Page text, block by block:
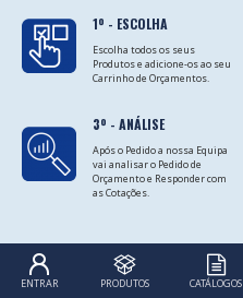
1º - ESCOLHA
Escolha todos os seus
Produtos e adicione-os ao seu
Carrinho de Orçamentos.
3º - ANÁLISE
Após o Pedido a nossa Equipa
vai analisar o Pedido de
Orçamento e Responder com
as Cotações.
ENTRAR PRODUTOS CATÁLOGOS